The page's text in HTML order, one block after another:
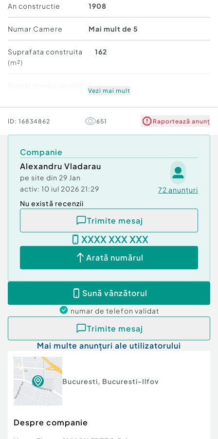
Număr niveluri imobil:1
Număr Băi:mai mult de 3
Posibilitate parcare: Nu
Curent
Apă
Canalizare
An constructie 1908
Numar Camere Mai mult de 5
Suprafata construita
(m²)
162
Stare Bună
Vezi mai mult
ID: 16834862 651 Raportează anunț
Companie
Alexandru Vladarau
pe site din 29 Jan
activ: 10 iul 2026 21:29 72 anunțuri
Nu există recenzii
Trimite mesaj
XXXX XXX XXX
Arată numărul
Sună vânzătorul
numar de telefon validat
Trimite mesaj
Mai multe anunțuri ale utilizatorului
Bucuresti, Bucuresti-Ilfov
Despre companie